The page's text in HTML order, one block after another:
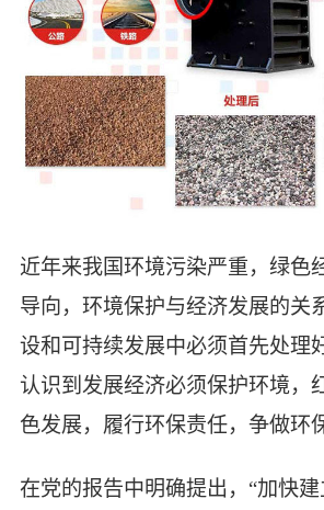
近年来我国环境污染严重，绿色
导向，环境保护与经济发展的关
设和可持续发展中必须首先处理
认识到发展经济必须保护环境，
色发展，履行环保责任，争做环
在党的报告中明确提出，“加快